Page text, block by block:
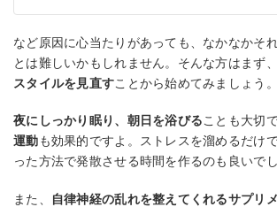
など原因に心当たりがあっても、なかなかそ
とは難しいかもしれません。そんな方はまず、
スタイルを見直すことから始めてみましょう。
夜にしっかり眠り、朝日を浴びることも大切
運動も効果的ですよ。ストレスを溜めるだけ
った方法で発散させる時間を作るのも良いでし
また、 自律神経の乱れを整えてくれるサプリ